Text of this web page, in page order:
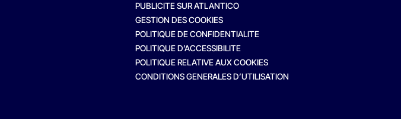
PUBLICITE SUR ATLANTICO
GESTION DES COOKIES
POLITIQUE DE CONFIDENTIALITE
POLITIQUE D’ACCESSIBILITE
POLITIQUE RELATIVE AUX COOKIES
CONDITIONS GENERALES D’UTILISATION